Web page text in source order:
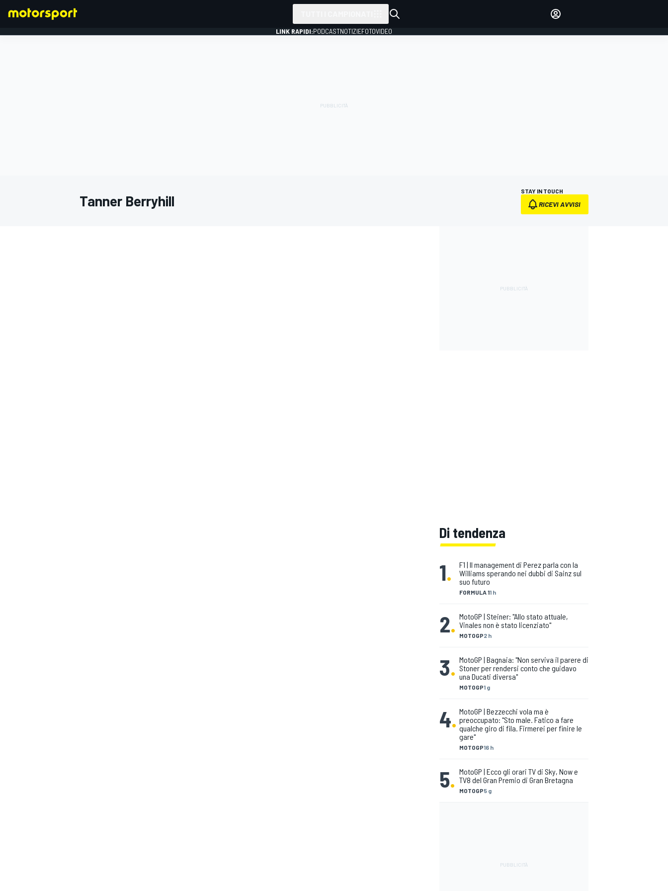
ACCEDI
LINK RAPIDI:PODCASTNOTIZIEFOTOVIDEO
Tanner Berryhill
STAY IN TOUCH
RICEVI AVVISI
Di tendenza
1.
FORMULA 11 h
F1 | Il management di Perez parla con la
Williams sperando nei dubbi di Sainz sul
suo futuro
2. MOTOGP2 h
MotoGP | Steiner: "Allo stato attuale,
Vinales non è stato licenziato"
3.
MOTOGP1 g
MotoGP | Bagnaia: "Non serviva il parere di
Stoner per rendersi conto che guidavo
una Ducati diversa"
4.
MOTOGP16 h
MotoGP | Bezzecchi vola ma è
preoccupato: "Sto male. Fatico a fare
qualche giro di fila. Firmerei per finire le
gare"
5. MOTOGP5 g
MotoGP | Ecco gli orari TV di Sky, Now e
TV8 del Gran Premio di Gran Bretagna